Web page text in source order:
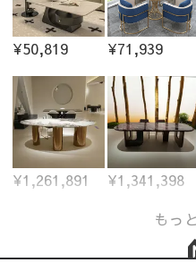
¥50,819 ¥71,939
¥1,261,891 ¥1,341,398
もっ